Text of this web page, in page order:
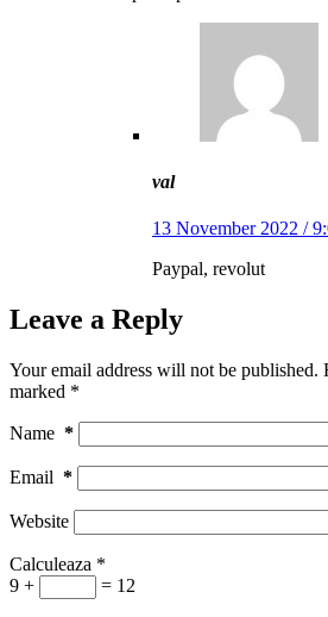
val
13 November 2022 /
Paypal, revolut
Leave a Reply
Your email address will not be published.
marked *
Name *
Email *
Website
Calculeaza *
9 +
= 12